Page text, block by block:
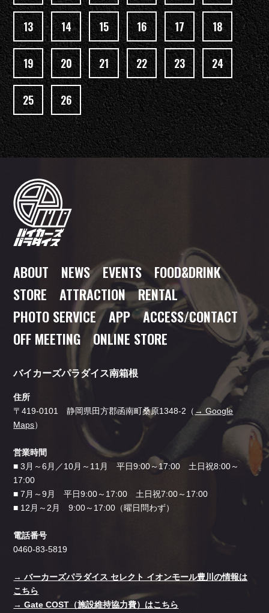
13 14 15 16 17 18
19 20 21 22 23 24
25 26
ABOUT NEWS EVENTS FOOD&DRINK
STORE
ATTRACTION
RENTAL
PHOTO SERVICE
APP
ACCESS/CONTACT
OFF MEETING
ONLINE STORE
バイカーズパラダイス南箱根
住所
〒419-0101 静岡県田方郡函南町桑原1348-2（ → Google
Maps）
営業時間
■ 3月～6月／10月～11月 平日9:00～17:00 土日祝8:00～
17:00
■ 7月～9月 平日9:00～17:00 土日祝7:00～17:00
■ 12月～2月 9:00～17:00（曜日問わず）
電話番号
0460-83-5819
→ バーカーズパラダイス セレクト イオンモール豊川の情報は
こちら
→ Gate COST（施設維持協力費）はこちら